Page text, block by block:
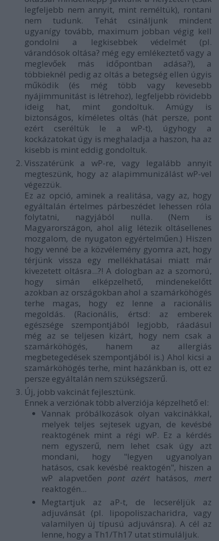
legfeljebb nem annyit, mint reméltük), rontani
nem tudunk. Tehát csináljunk mindent
ugyanígy tovább, maximum jobban végig kell
gondolni a legkisebbek védelmét (pl.
várandósok oltása? még egy emlékeztető vagy a
meglevőek más időpontban adása?), a
többieknél pedig az oltás a betegség ellen úgyis
működik (és még több vagy kevesebb
nyájimmunitást is létrehoz), legfeljebb rövidebb
ideig hat, mint gondoltuk. Amúgy is
biztonságos, kíméletes oltás (hát persze, pont
ezért cseréltük le a wP-t), úgyhogy a
kockázatokat úgy is meghaladja a haszon, ha az
kisebb is mint eddig gondoltuk.
Visszatérünk a wP-re, vagy legalább annyit
megteszünk, hogy az alapimmunizálást wP-vel
végezzük.
Ez az opció, aminek a realitása, vagy az, hogy
egyáltalán értelmes párbeszédet lehessen róla
folytatni, nagyjából nulla. (Nem is
Magyarországon, ahol alig létezik oltásellenes
mozgalom, de nyugaton egyértelműen.) Hiszen
hogy venné be a közvélemény gyomra azt, hogy
térjünk vissza egy mellékhatásai miatt már
kivezetett oltásra...?! A dologban az a szomorú,
hogy simán elképzelhető, mindenekelőtt
azokban az országokban ahol a szamárköhögés
terhe magas, hogy ez lenne a racionális
megoldás. (Racionális, értsd: az emberek
egészsége szempontjából legjobb, ráadásul
még az se teljesen kizárt, hogy nem csak a
szamárköhögés, hanem az allergiás
megbetegedések szempontjából is.) Ahol kicsi a
szamárköhögés terhe, mint hazánkban is, ott ez
persze egyáltalán nem szükségszerű.
Új, jobb vakcinát fejlesztünk.
Ennek a verziónak több alverziója képzelhető el:
Vannak próbálkozások olyan vakcinákkal,
melyek teljes sejtesek ugyan, de kevésbé
reaktogének mint a régi wP. Ez a kérdés
nem egyszerű, nem lehet csak úgy azt
mondani, hogy "legyen ugyanolyan
hatásos, csak kevésbé reaktogén", hiszen a
wP alapvetően pont azért hatásos, mert
reaktogén...
Megtartjuk az aP-t, de lecseréljük az
adjuvánsát (pl. lipopoliszacharidra, vagy
valamilyen új típusú adjuvánsra). A cél az
lenne, hogy a Th1/Th17 utat stimuláljuk.